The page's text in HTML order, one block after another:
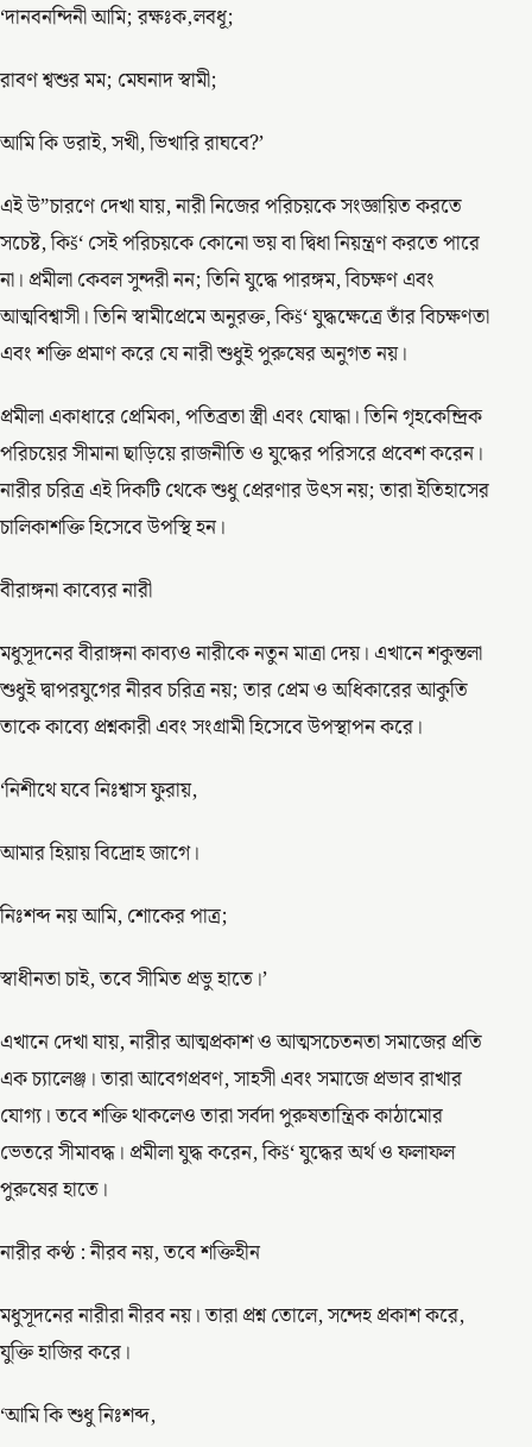
‘দানবনন্দিনী আমি; রক্ষঃক‚লবধূ;
রাবণ শ্বশুর মম; মেঘনাদ স্বামী;
আমি কি ডরাই, সখী, ভিখারি রাঘবে?’
এই উ”চারণে দেখা যায়, নারী নিজের পরিচয়কে সংজ্ঞায়িত করতে
সচেষ্ট, কিš‘ সেই পরিচয়কে কোনো ভয় বা দ্বিধা নিয়ন্ত্রণ করতে পারে
না। প্রমীলা কেবল সুন্দরী নন; তিনি যুদ্ধে পারঙ্গম, বিচক্ষণ এবং
আত্মবিশ্বাসী। তিনি স্বামীপ্রেমে অনুরক্ত, কিš‘ যুদ্ধক্ষেত্রে তাঁর বিচক্ষণতা
এবং শক্তি প্রমাণ করে যে নারী শুধুই পুরুষের অনুগত নয়।
প্রমীলা একাধারে প্রেমিকা, পতিব্রতা স্ত্রী এবং যোদ্ধা। তিনি গৃহকেন্দ্রিক
পরিচয়ের সীমানা ছাড়িয়ে রাজনীতি ও যুদ্ধের পরিসরে প্রবেশ করেন।
নারীর চরিত্র এই দিকটি থেকে শুধু প্রেরণার উৎস নয়; তারা ইতিহাসের
চালিকাশক্তি হিসেবে উপস্থি হন।
বীরাঙ্গনা কাব্যের নারী
মধুসূদনের বীরাঙ্গনা কাব্যও নারীকে নতুন মাত্রা দেয়। এখানে শকুন্তলা
শুধুই দ্বাপরযুগের নীরব চরিত্র নয়; তার প্রেম ও অধিকারের আকুতি
তাকে কাব্যে প্রশ্নকারী এবং সংগ্রামী হিসেবে উপস্থাপন করে।
‘নিশীথে যবে নিঃশ্বাস ফুরায়,
আমার হিয়ায় বিদ্রোহ জাগে।
নিঃশব্দ নয় আমি, শোকের পাত্র;
স্বাধীনতা চাই, তবে সীমিত প্রভু হাতে।’
এখানে দেখা যায়, নারীর আত্মপ্রকাশ ও আত্মসচেতনতা সমাজের প্রতি
এক চ্যালেঞ্জ। তারা আবেগপ্রবণ, সাহসী এবং সমাজে প্রভাব রাখার
যোগ্য। তবে শক্তি থাকলেও তারা সর্বদা পুরুষতান্ত্রিক কাঠামোর
ভেতরে সীমাবদ্ধ। প্রমীলা যুদ্ধ করেন, কিš‘ যুদ্ধের অর্থ ও ফলাফল
পুরুষের হাতে।
নারীর কণ্ঠ : নীরব নয়, তবে শক্তিহীন
মধুসূদনের নারীরা নীরব নয়। তারা প্রশ্ন তোলে, সন্দেহ প্রকাশ করে,
যুক্তি হাজির করে।
‘আমি কি শুধু নিঃশব্দ,